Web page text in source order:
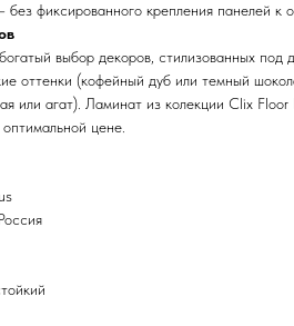
фиксированного крепления панелей к
выбор декоров, стилизованных под
оттенки (кофейный дуб или темный
или агат). Ламинат из колекции Clix
цене.